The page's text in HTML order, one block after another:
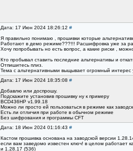
Дата: 17 Июн 2024 18:26:12 #
Я правильно понимаю , прошивки которые
Работают в демо режиме???!!! Расшифровка уже за
Хочу попробывать но есть вопрос, а какие риски ,
Кто пробывал ставить последние альтернативы и
Отпишитесь плиз.
Тема с альтернативными выщывает огромный интерес
Дата: 17 Июн 2024 18:35:08 #
Добавлю или доспрошу.
Подскажите установив прошивку ну к примеру
BCD436HP v1.99.18
Можно ли просто ей пользоваться в режиме как
Есть ли отличия при работе в обычном режиме
Без шифрования и программы CFT
Дата: 18 Июн 2024 01:16:43 #
Кастом прошивка основана на заводской версии
если вам заведомо известен ключ! в целом работает
и 1.28.17 (536)